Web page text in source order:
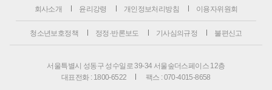
회사소개 윤리강령 개인정보처리방침 이용자위원회
청소년보호정책 정정·반론보도 기사심의규정 불편신고
서울특별시 성동구 성수일로 39-34 서울숲더스페이스 12층
대표전화 : 1800-6522
팩스 : 070-4015-8658